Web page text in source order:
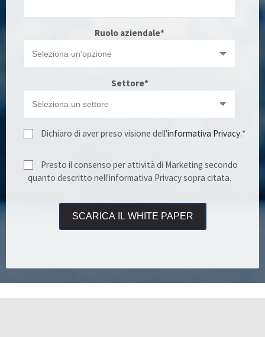
Ruolo aziendale*
Settore*
Dichiaro di aver preso visione dell'informativa Privacy.*
Presto il consenso per attività di Marketing secondo
quanto descritto nell'informativa Privacy sopra citata.